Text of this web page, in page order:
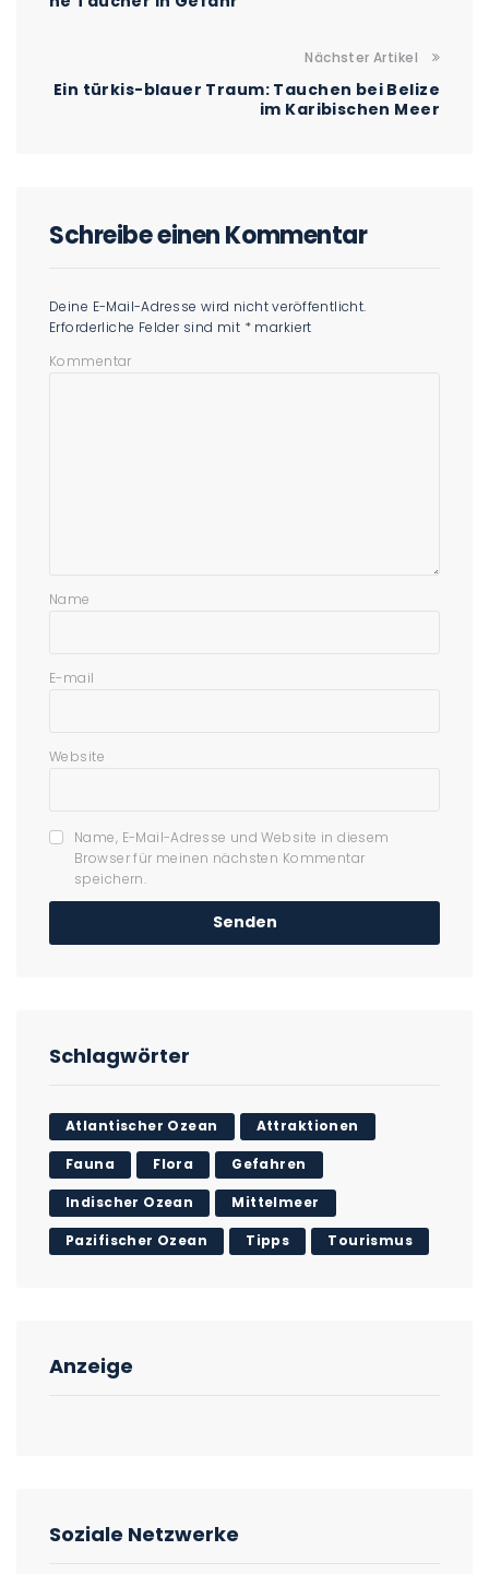
Nächster Artikel
Ein türkis-blauer Traum: Tauchen bei Belize
im Karibischen Meer
Schreibe einen Kommentar
Deine E-Mail-Adresse wird nicht veröffentlicht.
Erforderliche Felder sind mit * markiert
Kommentar
Name
E-mail
Website
Name, E-Mail-Adresse und Website in diesem
Browser für meinen nächsten Kommentar
speichern.
Schlagwörter
Atlantischer Ozean Attraktionen
Fauna Flora Gefahren
Indischer Ozean Mittelmeer
Pazifischer Ozean Tipps Tourismus
Anzeige
Soziale Netzwerke